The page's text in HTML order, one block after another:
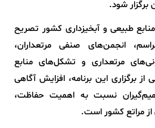
برگزار شود.
طبیعی و آبخیزداری کشور تصریح
انجمن‌های صنفی مرتعداران،
مرتعداری و تشکل‌های منابع
برگزاری این برنامه، افزایش آگاهی
نسبت به اهمیت حفاظت،
از مراتع کشور است.